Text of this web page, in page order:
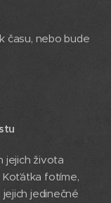
času, nebo bude
jejich života
Koťátka fotíme,
jedinečné